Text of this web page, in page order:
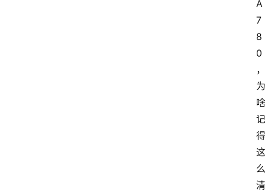
A
7
8
0
，
为
啥
记
得
这
么
清